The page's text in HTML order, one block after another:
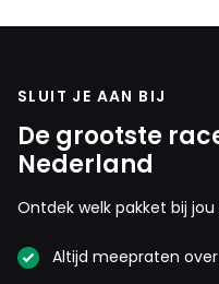
SLUIT JE AAN BIJ
De grootste
Nederland
Ontdek welk pakket bij
Altijd meepraten over